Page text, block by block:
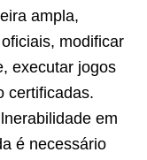
ampla,
modificar
executar jogos
certificadas.
em
é necessário